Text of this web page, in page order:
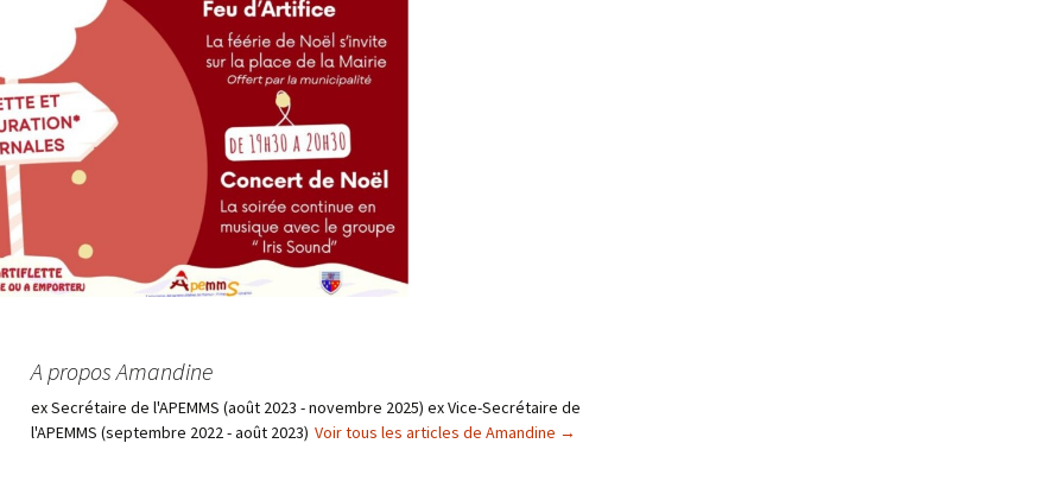
A propos Amandine
ex Secrétaire de l'APEMMS (août 2023 - novembre 2025) ex Vice-Secrétaire de
l'APEMMS (septembre 2022 - août 2023) Voir tous les articles de Amandine →